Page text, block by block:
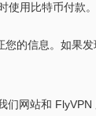
用比特币付款。
的信息。如果
网站和